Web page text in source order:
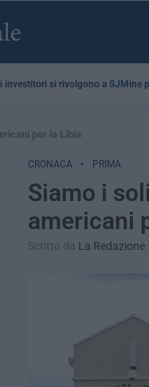
investitori si rivolgono a SJMine
per la Libia
CRONACA PRIMA
Siamo i
americani
Scritto da La Redazione